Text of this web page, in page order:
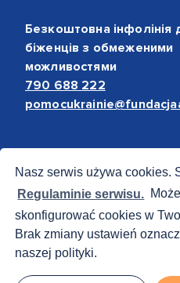
Nasz serwis używa cookies.
Regulaminie serwisu.
skonfigurować cookies w
Brak zmiany ustawień
naszej polityki.
Безкоштовна інфолінія
біженців з обмеженими
можливостями
790 688 222
Bezpieczne płatności